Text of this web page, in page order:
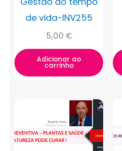
de vida-INV255
5,00 €
Adicionar ao
carrinho